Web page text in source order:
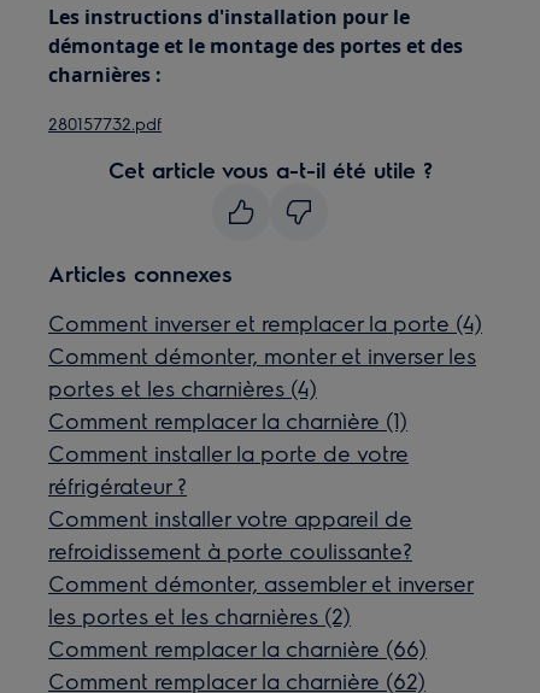
Les instructions d'installation pour le
démontage et le montage des portes et des
charnières :
280157732.pdf
Cet article vous a-t-il été utile ?
Articles connexes
Comment inverser et remplacer la porte (4)
Comment démonter, monter et inverser les
portes et les charnières (4)
Comment remplacer la charnière (1)
Comment installer la porte de votre
réfrigérateur ?
Comment installer votre appareil de
refroidissement à porte coulissante?
Comment démonter, assembler et inverser
les portes et les charnières (2)
Comment remplacer la charnière (66)
Comment remplacer la charnière (62)